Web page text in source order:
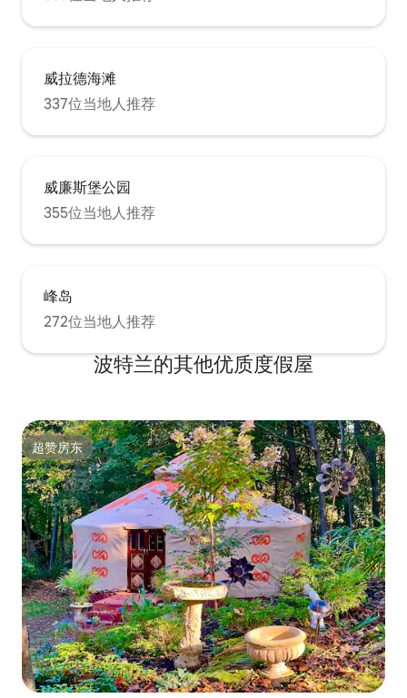
威拉德海滩
337位当地人推荐
威廉斯堡公园
355位当地人推荐
峰岛
272位当地人推荐
波特兰的其他优质度假屋
超赞房东
超赞房东